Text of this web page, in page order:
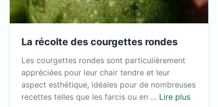
La récolte des courgettes rondes
Les courgettes rondes sont particulièrement
appréciées pour leur chair tendre et leur
aspect esthétique, idéales pour de nombreuses
recettes telles que les farcis ou en … Lire plus